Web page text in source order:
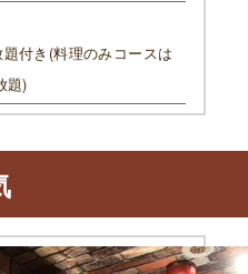
付き(料理のみコースは
題)